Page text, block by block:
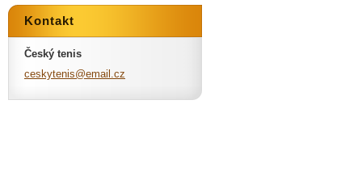
Kontakt
Český tenis
ceskytenis@email .cz